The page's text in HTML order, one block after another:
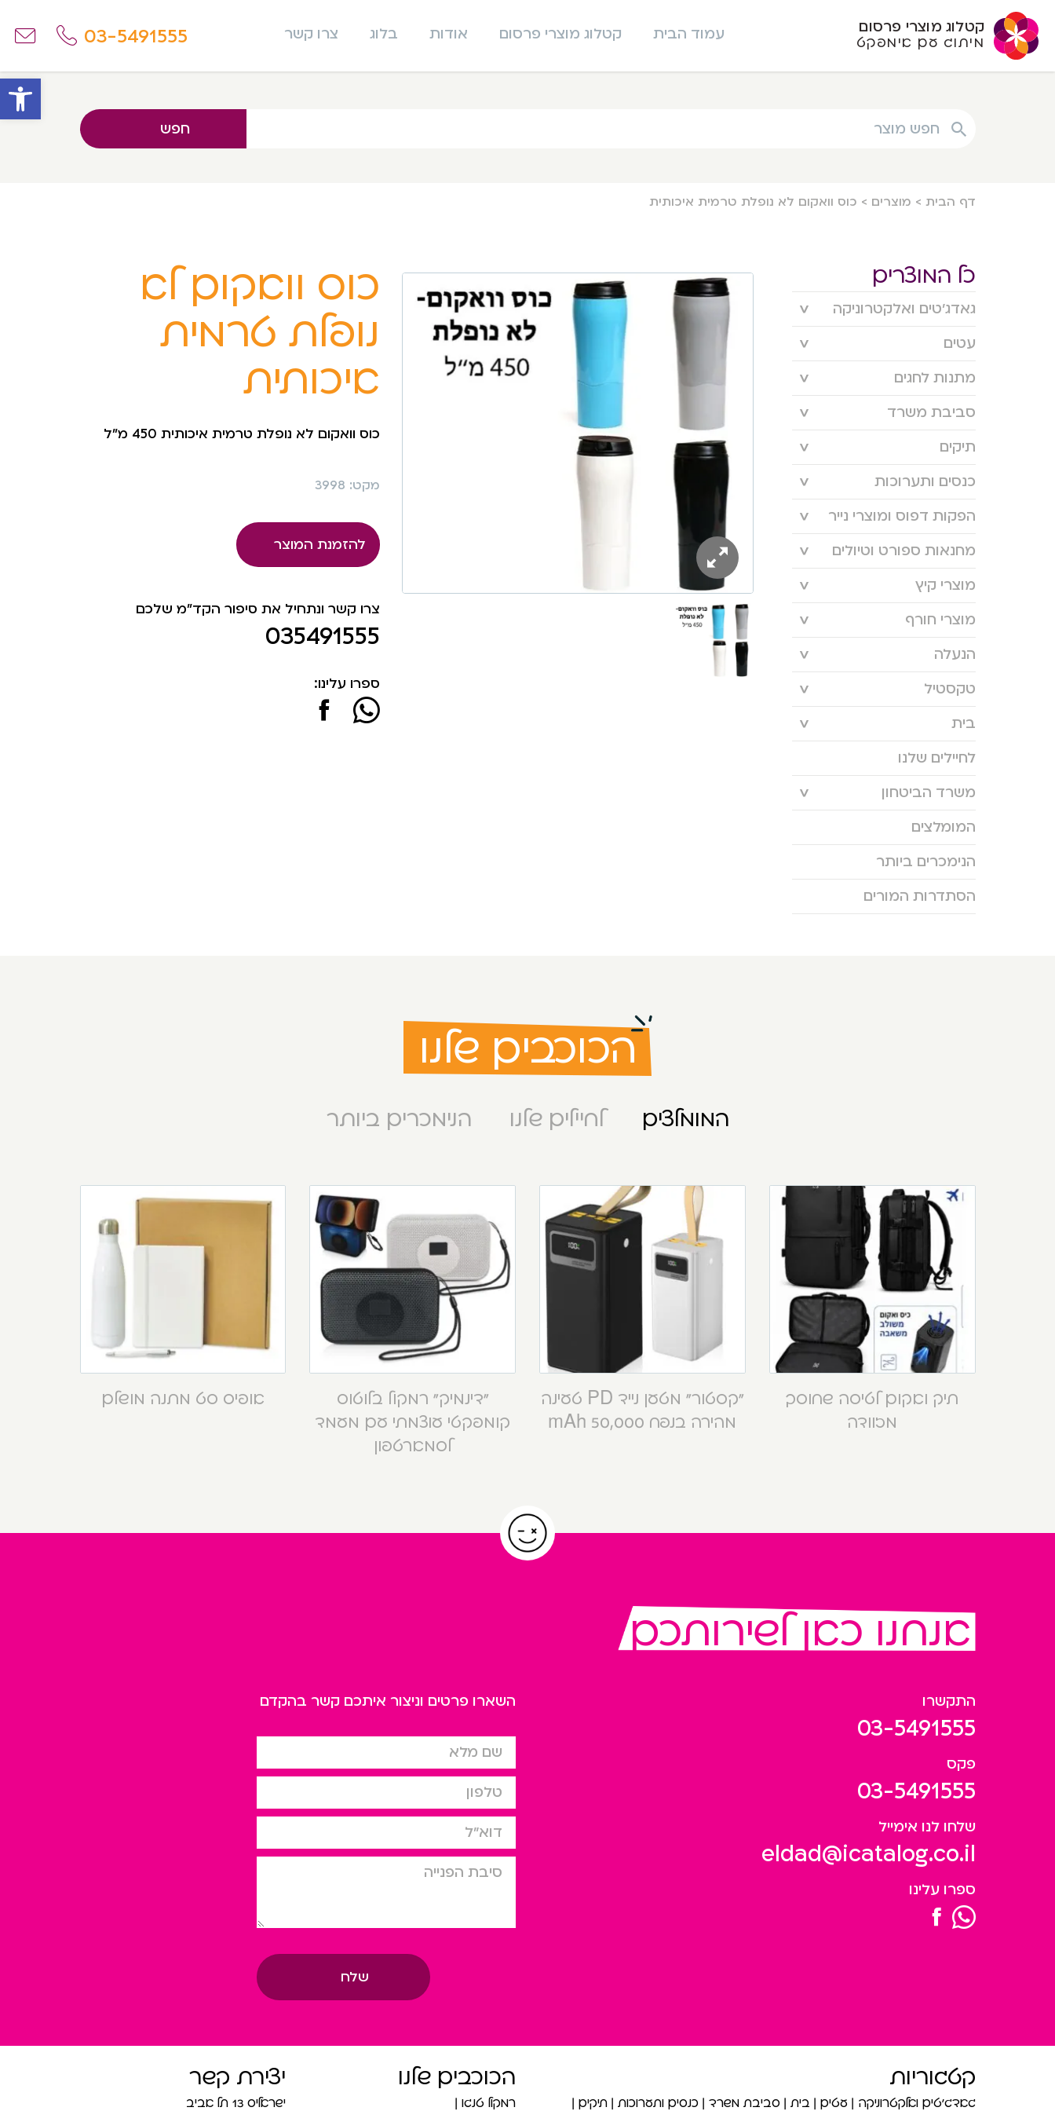
קטלוג מוצרי פרסום
מיתוג עם אימפקט עמוד הבית קטלוג מוצרי פרסום אודות בלוג צרו קשר 03-5491555
חפש מוצר
חפש
דף הבית > מוצרים > כוס וואקום לא נופלת טרמית איכותית
כל המוצרים
גאדג’טים ואלקטרוניקה
עטים
מתנות לחגים
סביבת משרד
תיקים
כנסים ותערוכות
הפקות דפוס ומוצרי נייר
מחנאות ספורט וטיולים
מוצרי קיץ
מוצרי חורף
הנעלה
טקסטיל
בית
לחיילים שלנו
משרד הביטחון
המומלצים
הנימכרים ביותר
הסתדרות המורים
כוס וואקום לא
נופלת טרמית
איכותית
כוס וואקום לא נופלת טרמית איכותית 450 מ”ל
מקט: 3998
להזמנת המוצר
צרו קשר ונתחיל את סיפור הקד"מ שלכם
035491555
ספרו עלינו:
הכוכבים שלנו
המומלצים לחיילים שלנו הנימכרים ביותר
תיק ואקום לטיסה שחוסך
מזוודה
“קסטור” מטען נייד PD טעינה
מהירה בנפח 50,000 mAh
“דינמיק” רמקול בלוטוס
קומפקטי עוצמתי עם מעמד
לסמארטפון
אופיס סט מתנה מושלם
אנחנו כאן לשירותכם
התקשרו
03-5491555
פקס
03-5491555
שלחו לנו אימייל
eldad@icatalog.co.il
ספרו עלינו
השארו פרטים וניצור איתכם קשר בהקדם
שם מלא
טלפון
דוא”ל
סיבת הפניה
שלח
קטגוריות
גאדג’טים ואלקטרוניקה עטים בית סביבת משרד כנסים ותערוכות תיקים
הכוכבים שלנו
רמקול טנגו
יצירת קשר
ישראליס 13 תל אביב